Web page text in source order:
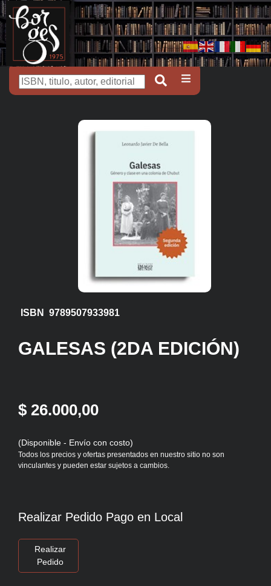
ISBN 9789507933981
GALESAS (2DA EDICIÓN)
$ 26.000,00
(Disponible - Envío con costo)
Todos los precios y ofertas presentados en nuestro sitio no son
vinculantes y pueden estar sujetos a cambios.
Realizar Pedido Pago en Local
Realizar
Pedido